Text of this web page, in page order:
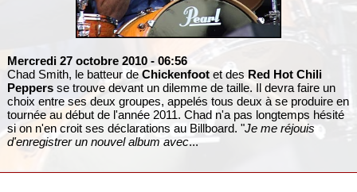
Mercredi 27 octobre 2010 - 06:56
Chad Smith, le batteur de Chickenfootet des Red Hot Chili
Peppersse trouve devant un dilemme de taille. Il devra faire un
choix entre ses deux groupes, appelés tous deux à se produire en
tournée au début de l'année 2011. Chad n'a pas longtemps hésité
si on n'en croit ses déclarations au Billboard. "Je me réjouis
d'enregistrer un nouvel album avec...